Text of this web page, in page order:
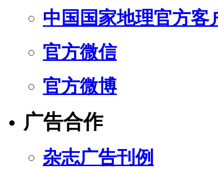
中国国家地理官方客
官方微信
官方微博
广告合作
杂志广告刊例